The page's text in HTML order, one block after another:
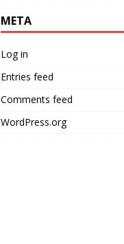
META
Log in
Entries feed
Comments feed
WordPress.org